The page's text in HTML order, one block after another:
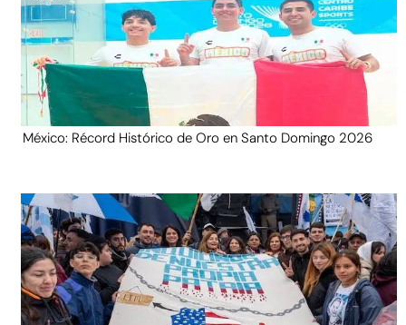
México: Récord Histórico de Oro en Santo Domingo 2026